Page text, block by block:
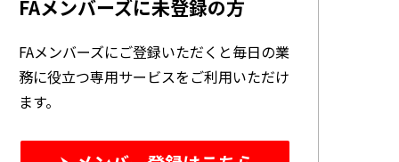
FAメンバーズに未登録の方
FAメンバーズにご登録いただくと毎日の業
務に役立つ専用サービスをご利用いただけ
ます。